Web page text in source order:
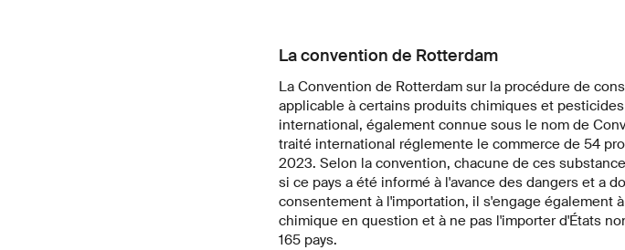
La convention de Rotterdam
La Convention de Rotterdam sur la procédure de
applicable à certains produits chimiques et
international, également connue sous le nom de
traité international réglemente le commerce de 54
2023. Selon la convention, chacune de ces
si ce pays a été informé à l'avance des dangers et a
consentement à l'importation, il s'engage également
chimique en question et à ne pas l'importer d'États
165 pays.